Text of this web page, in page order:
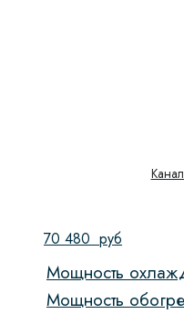
70 480 руб
Мощность
Мощность